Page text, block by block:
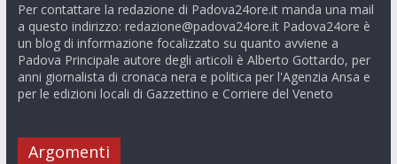
Per contattare la redazione di Padova24ore.it manda una mail
a questo indirizzo: redazione@padova24ore.itPadova24ore è
un blog di informazione focalizzato su quanto avviene a
Padova Principale autore degli articoli è Alberto Gottardo, per
anni giornalista di cronaca nera e politica per l'Agenzia Ansa e
per le edizioni locali di Gazzettino e Corriere del Veneto
Argomenti